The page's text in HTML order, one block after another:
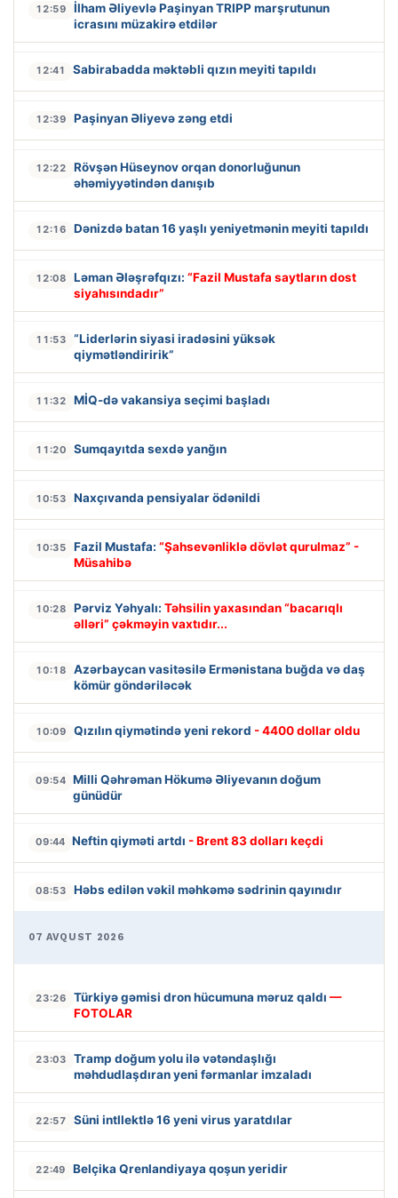
12:59
İlham Əliyevlə Paşinyan TRIPP marşrutunun
icrasını müzakirə etdilər
12:41 Sabirabadda məktəbli qızın meyiti tapıldı
12:39 Paşinyan Əliyevə zəng etdi
12:22
Rövşən Hüseynov orqan donorluğunun
əhəmiyyətindən danışıb
12:16 Dənizdə batan 16 yaşlı yeniyetmənin meyiti tapıldı
12:08 Ləman Ələşrəfqızı: “Fazil Mustafa saytların dost
siyahısındadır”
11:53
“Liderlərin siyasi iradəsini yüksək
qiymətləndiririk”
11:32 MİQ-də vakansiya seçimi başladı
11:20 Sumqayıtda sexdə yanğın
10:53 Naxçıvanda pensiyalar ödənildi
10:35 Fazil Mustafa: “Şahsevənliklə dövlət qurulmaz” -
Müsahibə
10:28 Pərviz Yəhyalı: Təhsilin yaxasından “bacarıqlı
əlləri” çəkməyin vaxtıdır...
10:18
Azərbaycan vasitəsilə Ermənistana buğda və daş
kömür göndəriləcək
10:09 Qızılın qiymətində yeni rekord - 4400 dollar oldu
09:54 Milli Qəhrəman Hökumə Əliyevanın doğum
günüdür
09:44 Neftin qiyməti artdı - Brent 83 dolları keçdi
08:53 Həbs edilən vəkil məhkəmə sədrinin qayınıdır
07 AVQUST 2026
23:26 Türkiyə gəmisi dron hücumuna məruz qaldı —
FOTOLAR
23:03
Tramp doğum yolu ilə vətəndaşlığı
məhdudlaşdıran yeni fərmanlar imzaladı
22:57 Süni intllektlə 16 yeni virus yaratdılar
22:49 Belçika Qrenlandiyaya qoşun yeridir